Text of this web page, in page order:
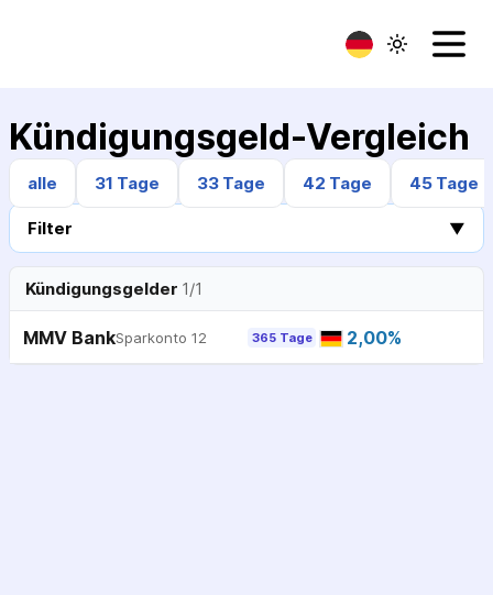
Kündigungsgeld-Vergleich
alle 31 Tage 33 Tage 42 Tage 45 Tage
Filter ▼
Kündigungsgelder 1/1
MMV BankSparkonto 12 365 Tage 2,00%